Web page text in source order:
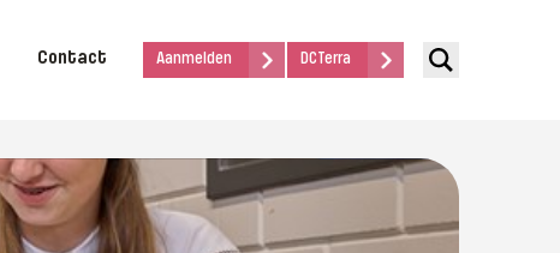
Contact Aanmelden DCTerra